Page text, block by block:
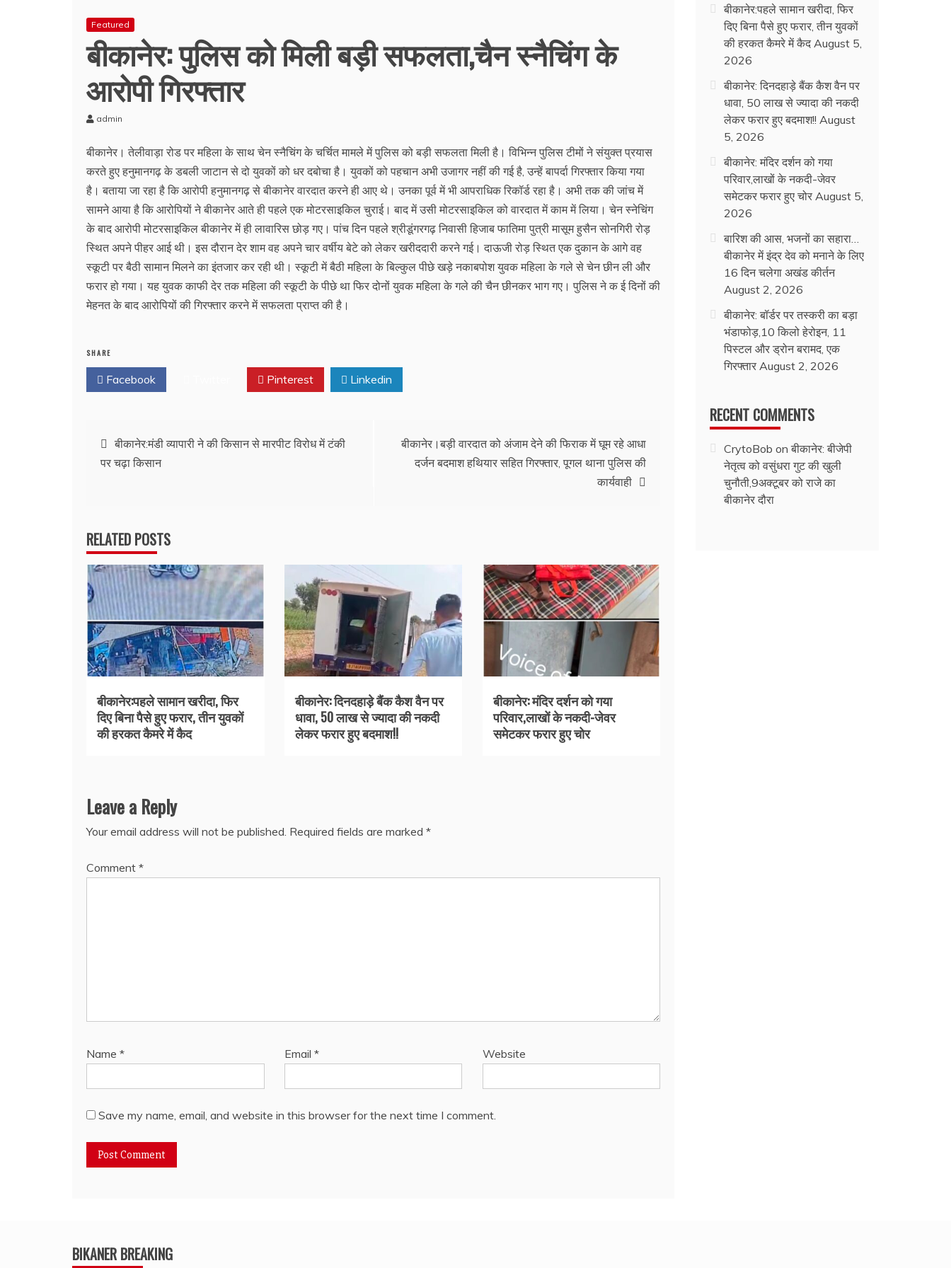
Featured
बीकानेर: पुलिस को मिली बड़ी सफलता,चैन स्नैचिंग के
आरोपी गिरफ्तार
admin
बीकानेर। तेलीवाड़ा रोड पर महिला के साथ चेन स्नैचिंग के चर्चित मामले में पुलिस को बड़ी सफलता मिली है। विभिन्न पुलिस टीमों ने संयुक्त प्रयास
करते हुए हनुमानगढ़ के डबली जाटान से दो युवकों को धर दबोचा है। युवकों को पहचान अभी उजागर नहीं की गई है, उन्हें बापर्दा गिरफ्तार किया गया
है। बताया जा रहा है कि आरोपी हनुमानगढ़ से बीकानेर वारदात करने ही आए थे। उनका पूर्व में भी आपराधिक रिकॉर्ड रहा है। अभी तक की जांच में
सामने आया है कि आरोपियों ने बीकानेर आते ही पहले एक मोटरसाइकिल चुराई। बाद में उसी मोटरसाइकिल को वारदात में काम में लिया। चेन स्नेचिंग
के बाद आरोपी मोटरसाइकिल बीकानेर में ही लावारिस छोड़ गए। पांच दिन पहले श्रीडूंगरगढ़ निवासी हिजाब फातिमा पुत्री मासूम हुसैन सोनगिरी रोड़
स्थित अपने पीहर आई थी। इस दौरान देर शाम वह अपने चार वर्षीय बेटे को लेकर खरीददारी करने गई। दाऊजी रोड़ स्थित एक दुकान के आगे वह
स्कूटी पर बैठी सामान मिलने का इंतजार कर रही थी। स्कूटी में बैठी महिला के बिल्कुल पीछे खड़े नकाबपोश युवक महिला के गले से चेन छीन ली और
फरार हो गया। यह युवक काफी देर तक महिला की स्कूटी के पीछे था फिर दोनों युवक महिला के गले की चैन छीनकर भाग गए। पुलिस ने क ई दिनों की
मेहनत के बाद आरोपियों की गिरफ्तार करने में सफलता प्राप्त की है।
SHARE
Facebook Pinterest Linkedin
Post
navigation
बीकानेर:मंडी व्यापारी ने की किसान से मारपीट विरोध में टंकी
पर चढ़ा किसान
बीकानेर।बड़ी वारदात को अंजाम देने की फिराक में घूम रहे आधा
दर्जन बदमाश हथियार सहित गिरफ्तार, पूगल थाना पुलिस की
कार्यवाही
RELATED POSTS
बीकानेर:पहले सामान खरीदा, फिर
दिए बिना पैसे हुए फरार, तीन युवकों
की हरकत कैमरे में कैद
बीकानेर: दिनदहाड़े बैंक कैश वैन पर
धावा, 50 लाख से ज्यादा की नकदी
लेकर फरार हुए बदमाश!!
बीकानेर: मंदिर दर्शन को गया
परिवार,लाखों के नकदी-जेवर
समेटकर फरार हुए चोर
Leave a Reply
Your email address will not be published. Required fields are marked *
Comment *
Name * Email * Website
Save my name, email, and website in this browser for the next time I comment.
बीकानेर:पहले सामान खरीदा, फिर
दिए बिना पैसे हुए फरार, तीन युवकों
की हरकत कैमरे में कैद August 5,
2026
बीकानेर: दिनदहाड़े बैंक कैश वैन पर
धावा, 50 लाख से ज्यादा की नकदी
लेकर फरार हुए बदमाश!! August
5, 2026
बीकानेर: मंदिर दर्शन को गया
परिवार,लाखों के नकदी-जेवर
समेटकर फरार हुए चोर August 5,
2026
बारिश की आस, भजनों का सहारा…
बीकानेर में इंद्र देव को मनाने के लिए
16 दिन चलेगा अखंड कीर्तन
August 2, 2026
बीकानेर: बॉर्डर पर तस्करी का बड़ा
भंडाफोड़,10 किलो हेरोइन, 11
पिस्टल और ड्रोन बरामद, एक
गिरफ्तार August 2, 2026
RECENT COMMENTS
CrytoBob onबीकानेर: बीजेपी
नेतृत्व को वसुंधरा गुट की खुली
चुनौती,9अक्टूबर को राजे का
बीकानेर दौरा
BIKANER BREAKING